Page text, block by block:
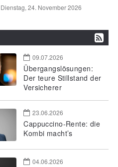
Dienstag, 24. November 2026
09.07.2026
Übergangslösungen:
Der teure Stillstand der
Versicherer
23.06.2026
Cappuccino-Rente: die
Kombi macht’s
04.06.2026